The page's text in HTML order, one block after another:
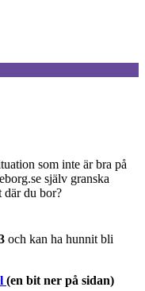
som inte är bra på
själv granska
där du bor?
och kan ha hunnit bli
(en bit ner på sidan)